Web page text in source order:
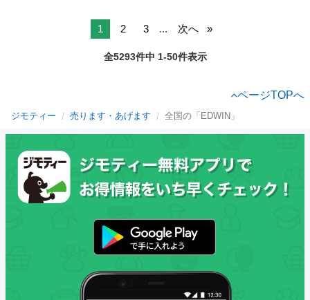
1 2 3 ... 次へ
全5293件中 1-50件表示
ページTOPへ
ジモティー 売ります・あげます 全国の「EDWIN」